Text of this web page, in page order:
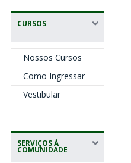
CURSOS
Nossos Cursos
Como Ingressar
Vestibular
SERVIÇOS À
COMUNIDADE